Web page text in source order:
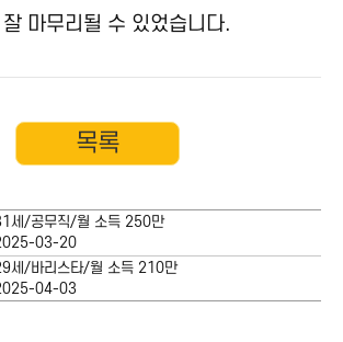
마무리될 수 있었습니다.
목록
세/공무직/월 소득 250만
03-20
세/바리스타/월 소득 210만
04-03